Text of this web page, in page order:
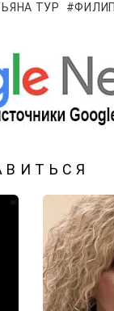
ТУР